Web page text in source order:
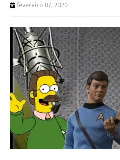
O
C
A
S
fevereiro 07, 2020